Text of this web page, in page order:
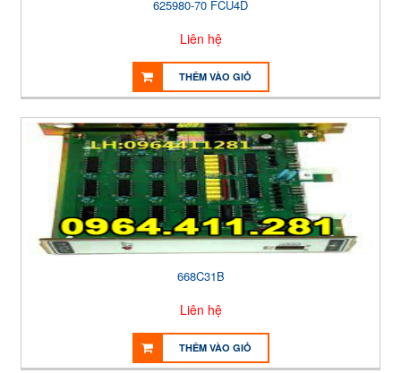
625980-70 FCU4D
Liên hệ
THÊM VÀO GIỎ
668C31B
Liên hệ
THÊM VÀO GIỎ